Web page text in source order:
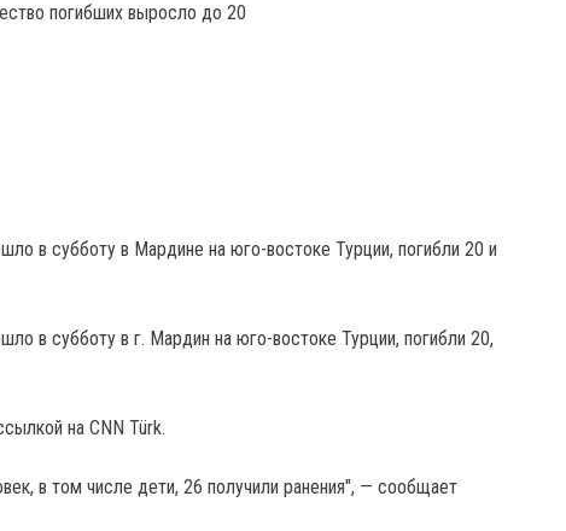
погибших выросло до 20
в субботу в Мардине на юго-востоке Турции, погибли 20 и
в субботу в г. Мардин на юго-востоке Турции, погибли 20,
на CNN Türk.
в том числе дети, 26 получили ранения", — сообщает